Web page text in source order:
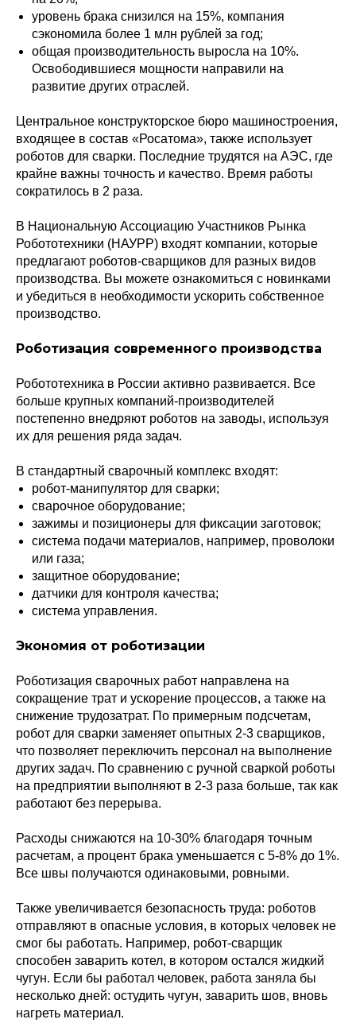
уровень брака снизился на 15%, компания
сэкономила более 1 млн рублей за год;
общая производительность выросла на 10%.
Освободившиеся мощности направили на
развитие других отраслей.
Центральное конструкторское бюро машиностроения,
входящее в состав «Росатома», также использует
роботов для сварки. Последние трудятся на АЭС, где
крайне важны точность и качество. Время работы
сократилось в 2 раза.
В Национальную Ассоциацию Участников Рынка
Робототехники (НАУРР) входят компании, которые
предлагают роботов-сварщиков для разных видов
производства. Вы можете ознакомиться с новинками
и убедиться в необходимости ускорить собственное
производство.
Роботизация современного производства
Робототехника в России активно развивается. Все
больше крупных компаний-производителей
постепенно внедряют роботов на заводы, используя
их для решения ряда задач.
В стандартный сварочный комплекс входят:
робот-манипулятор для сварки;
сварочное оборудование;
зажимы и позиционеры для фиксации заготовок;
система подачи материалов, например, проволоки
или газа;
защитное оборудование;
датчики для контроля качества;
система управления.
Экономия от роботизации
Роботизация сварочных работ направлена на
сокращение трат и ускорение процессов, а также на
снижение трудозатрат. По примерным подсчетам,
робот для сварки заменяет опытных 2-3 сварщиков,
что позволяет переключить персонал на выполнение
других задач. По сравнению с ручной сваркой роботы
на предприятии выполняют в 2-3 раза больше, так как
работают без перерыва.
Расходы снижаются на 10-30% благодаря точным
расчетам, а процент брака уменьшается с 5-8% до 1%.
Все швы получаются одинаковыми, ровными.
Также увеличивается безопасность труда: роботов
отправляют в опасные условия, в которых человек не
смог бы работать. Например, робот-сварщик
способен заварить котел, в котором остался жидкий
чугун. Если бы работал человек, работа заняла бы
несколько дней: остудить чугун, заварить шов, вновь
нагреть материал.